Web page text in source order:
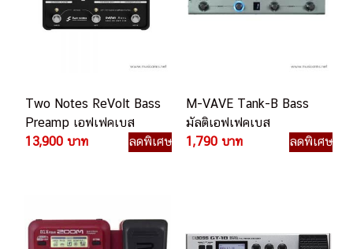
Two Notes ReVolt Bass
Preamp เอฟเฟคเบส
13,900 บาท
ลดพิเศษ
M-VAVE Tank-B Bass
มัลติเอฟเฟคเบส
1,790 บาท
ลดพิเศษ